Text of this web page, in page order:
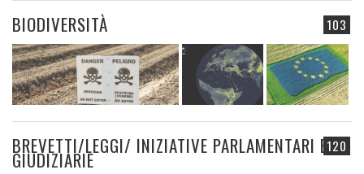
103
BIODIVERSITÀ
120
BREVETTI/LEGGI/ INIZIATIVE PARLAMENTARI E
GIUDIZIARIE